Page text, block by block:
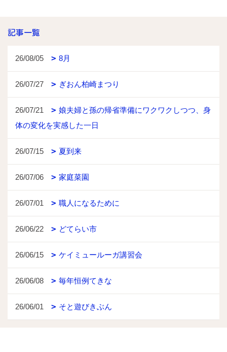
記事一覧
26/08/05 8月
26/07/27 ぎおん柏崎まつり
26/07/21
娘夫婦と孫の帰省準備にワクワクしつつ、身
体の変化を実感した一日
26/07/15 夏到来
26/07/06 家庭菜園
26/07/01 職人になるために
26/06/22 どてらい市
26/06/15 ケイミュールーガ講習会
26/06/08 毎年恒例てきな
26/06/01 そと遊びきぶん